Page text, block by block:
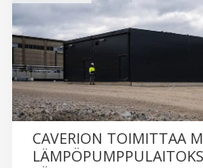
CAVERION TOIMITTAA